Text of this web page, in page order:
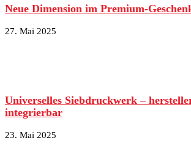
Neue Dimension im Premium-
27. Mai 2025
Universelles Siebdruckwerk –
integrierbar
23. Mai 2025